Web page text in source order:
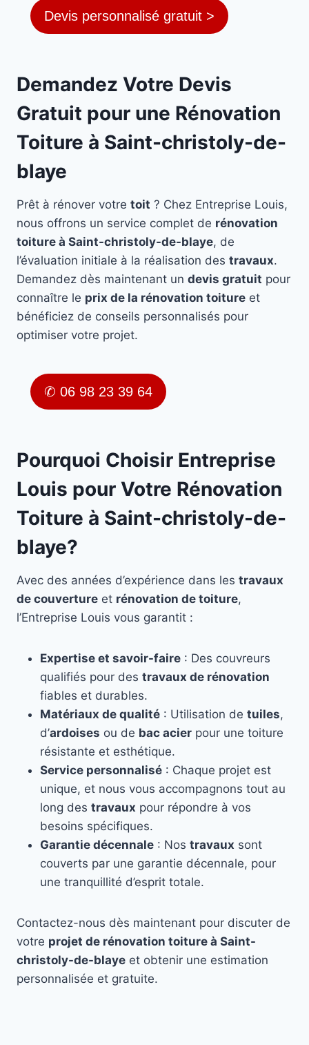
Devis personnalisé gratuit >
Demandez Votre Devis
Gratuit pour une Rénovation
Toiture à Saint-christoly-de-
blaye
Prêt à rénover votre toit ? Chez Entreprise Louis,
nous offrons un service complet de rénovation
toiture à Saint-christoly-de-blaye, de
l’évaluation initiale à la réalisation des travaux.
Demandez dès maintenant un devis gratuit pour
connaître le prix de la rénovation toiture et
bénéficiez de conseils personnalisés pour
optimiser votre projet.
✆ 06 98 23 39 64
Pourquoi Choisir Entreprise
Louis pour Votre Rénovation
Toiture à Saint-christoly-de-
blaye?
Avec des années d’expérience dans les travaux
de couverture et rénovation de toiture,
l’Entreprise Louis vous garantit :
Expertise et savoir-faire : Des couvreurs
qualifiés pour des travaux de rénovation
fiables et durables.
Matériaux de qualité : Utilisation de tuiles,
d’ardoises ou de bac acier pour une toiture
résistante et esthétique.
Service personnalisé : Chaque projet est
unique, et nous vous accompagnons tout au
long des travaux pour répondre à vos
besoins spécifiques.
Garantie décennale : Nos travaux sont
couverts par une garantie décennale, pour
une tranquillité d’esprit totale.
Contactez-nous dès maintenant pour discuter de
votre projet de rénovation toiture à Saint-
christoly-de-blaye et obtenir une estimation
personnalisée et gratuite.